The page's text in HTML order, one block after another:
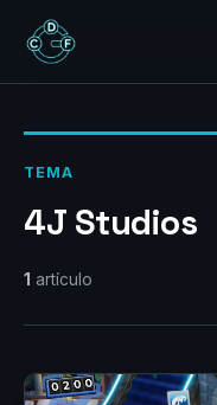
REVIEWS
TEMA
4J Studios
1 artículo